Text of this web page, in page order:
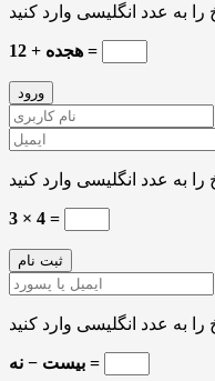
12 + هجده =
3 × 4 =
بیست − نه =